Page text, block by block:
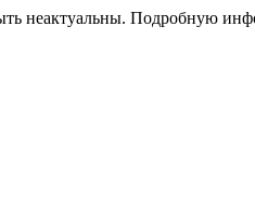
неактуальны. Подробную